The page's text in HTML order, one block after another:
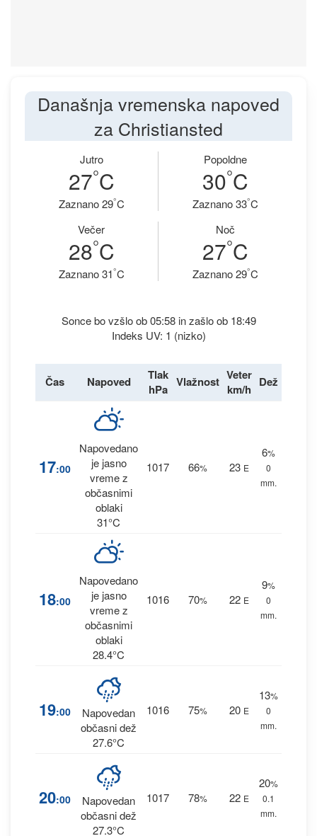
Današnja vremenska napoved
za Christiansted
Jutro
27°C
Zaznano 29°C
Popoldne
30°C
Zaznano 33°C
Večer
28°C
Zaznano 31°C
Noč
27°C
Zaznano 29°C
Sonce bo vzšlo ob 05:58 in zašlo ob 18:49
Indeks UV: 1 (nizko)
Čas Napoved
Tlak
hPa Vlažnost Veter
km/h Dež
17:00
Napovedano
je jasno
vreme z
občasnimi
oblaki
31°C
1017 66% 23 E
6%
0
mm.
18:00
Napovedano
je jasno
vreme z
občasnimi
oblaki
28.4°C
1016 70% 22 E
9%
0
mm.
19:00
Napovedan
občasni dež
27.6°C
1016 75% 20 E
13%
0
mm.
20:00
Napovedan
občasni dež
27.3°C
1017 78% 22 E
20%
0.1
mm.